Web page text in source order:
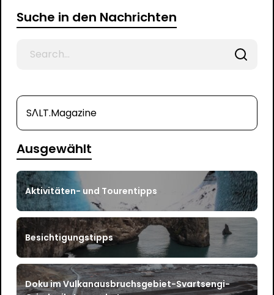
Suche in den Nachrichten
SΛLT.Magazine
Ausgewählt
Aktivitäten- und Tourentipps
Besichtigungstipps
Doku im Vulkanausbruchsgebiet-Svartsengi-